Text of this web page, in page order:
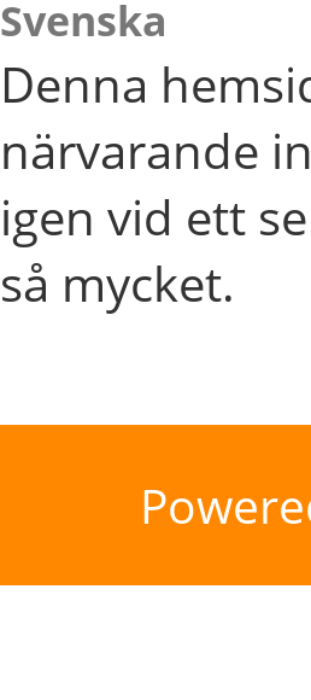
Svenska
Denna
närvarande
igen vid ett
så mycket.